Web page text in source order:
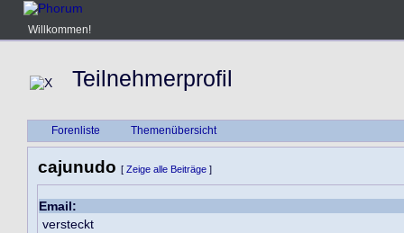
Willkommen!
Teilnehmerprofil
Forenliste Themenübersicht
cajunudo [ Zeige alle Beiträge ]
Email:
versteckt